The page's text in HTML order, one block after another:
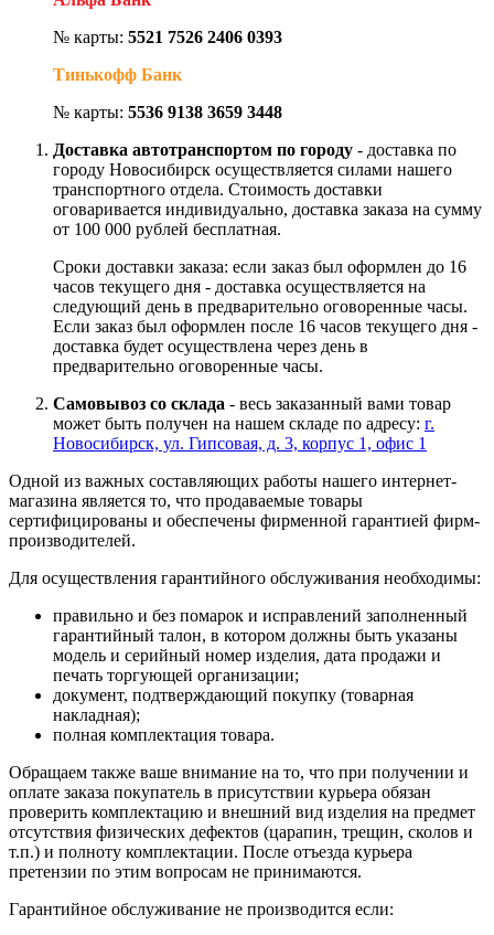
№ карты: 5521 7526 2406 0393
Тинькофф Банк
№ карты: 5536 9138 3659 3448
Доставка автотранспортом по городу - доставка по
городу Новосибирск осуществляется силами нашего
транспортного отдела. Стоимость доставки
оговаривается индивидуально, доставка заказа на сумму
от 100 000 рублей бесплатная.
Сроки доставки заказа: если заказ был оформлен до 16
часов текущего дня - доставка осуществляется на
следующий день в предварительно оговоренные часы.
Если заказ был оформлен после 16 часов текущего дня -
доставка будет осуществлена через день в
предварительно оговоренные часы.
Самовывоз со склада - весь заказанный вами товар
может быть получен на нашем складе по адресу: г.
Новосибирск, ул. Гипсовая, д. 3, корпус 1, офис 1
Одной из важных составляющих работы нашего интернет-
магазина является то, что продаваемые товары
сертифицированы и обеспечены фирменной гарантией фирм-
производителей.
Для осуществления гарантийного обслуживания необходимы:
правильно и без помарок и исправлений заполненный
гарантийный талон, в котором должны быть указаны
модель и серийный номер изделия, дата продажи и
печать торгующей организации;
документ, подтверждающий покупку (товарная
накладная);
полная комплектация товара.
Обращаем также ваше внимание на то, что при получении и
оплате заказа покупатель в присутствии курьера обязан
проверить комплектацию и внешний вид изделия на предмет
отсутствия физических дефектов (царапин, трещин, сколов и
т.п.) и полноту комплектации. После отъезда курьера
претензии по этим вопросам не принимаются.
Гарантийное обслуживание не производится если: